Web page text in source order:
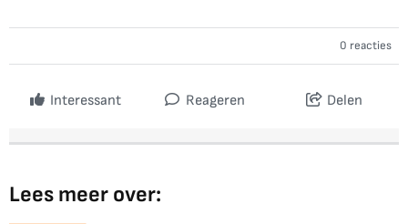
0 reacties
Interessant Reageren Delen
Lees meer over: